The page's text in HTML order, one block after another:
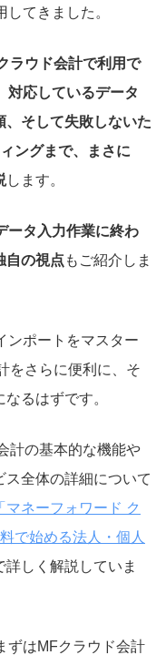
てきました。
ラウド会計で利用で
対応しているデータ
そして失敗しないた
ングまで、まさに
します。
ータ入力作業に終わ
自の視点 もご紹介しま
ンポートをマスター
をさらに便利に、そ
るはずです。
計の基本的な機能や
全体の詳細について
「マネーフォワード ク
で始める法人・個人
詳しく解説していま
ずはMFクラウド会計